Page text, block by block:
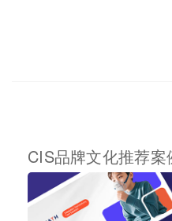
CIS品牌文化推荐案